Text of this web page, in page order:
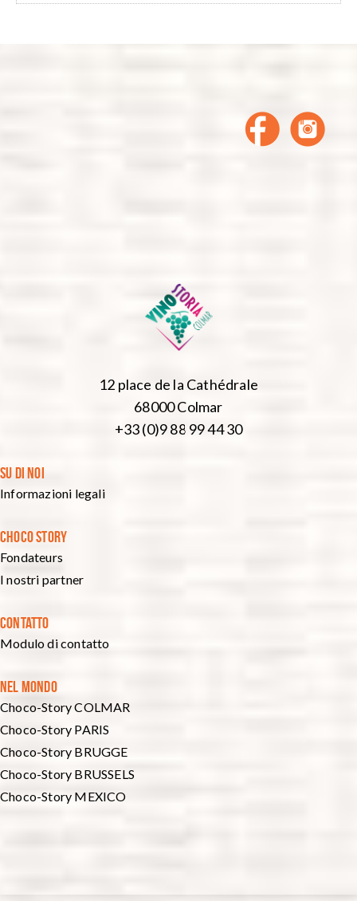
12 place de la Cathédrale
68000 Colmar
+33 (0)9 88 99 44 30
SU DI NOI
Informazioni legali
CHOCO STORY
Fondateurs
I nostri partner
CONTATTO
Modulo di contatto
NEL MONDO
Choco-Story COLMAR
Choco-Story PARIS
Choco-Story BRUGGE
Choco-Story BRUSSELS
Choco-Story MEXICO